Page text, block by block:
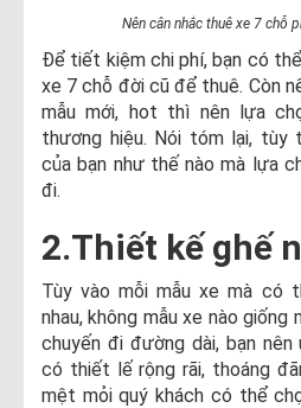
Nên cân nhắc thuê xe 7 chỗ
Để tiết kiệm chi phí, bạn có
xe 7 chỗ đời cũ để thuê. Còn
mẫu mới, hot thì nên lựa
thương hiệu. Nói tóm lại, tùy
của bạn như thế nào mà lựa
đi.
2.Thiết kế ghế
Tùy vào mỗi mẫu xe mà có
nhau, không mẫu xe nào giống
chuyến đi đường dài, bạn
có thiết lế rộng rãi, thoáng
mệt mỏi quý khách có thể